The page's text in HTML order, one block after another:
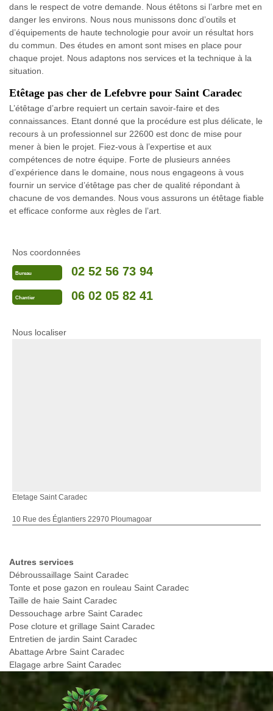
dans le respect de votre demande. Nous étêtons si l’arbre met en
danger les environs. Nous nous munissons donc d’outils et
d’équipements de haute technologie pour avoir un résultat hors
du commun. Des études en amont sont mises en place pour
chaque projet. Nous adaptons nos services et la technique à la
situation.
Etêtage pas cher de Lefebvre pour Saint Caradec
L’étêtage d’arbre requiert un certain savoir-faire et des
connaissances. Etant donné que la procédure est plus délicate, le
recours à un professionnel sur 22600 est donc de mise pour
mener à bien le projet. Fiez-vous à l’expertise et aux
compétences de notre équipe. Forte de plusieurs années
d’expérience dans le domaine, nous nous engageons à vous
fournir un service d’étêtage pas cher de qualité répondant à
chacune de vos demandes. Nous vous assurons un étêtage fiable
et efficace conforme aux règles de l’art.
Nos coordonnées
Bureau 02 52 56 73 94
Chantier 06 02 05 82 41
Nous localiser
Etetage Saint Caradec
10 Rue des Églantiers 22970 Ploumagoar
Autres services
Débroussaillage Saint Caradec
Tonte et pose gazon en rouleau Saint Caradec
Taille de haie Saint Caradec
Dessouchage arbre Saint Caradec
Pose cloture et grillage Saint Caradec
Entretien de jardin Saint Caradec
Abattage Arbre Saint Caradec
Elagage arbre Saint Caradec